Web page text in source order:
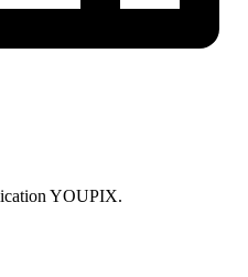
YOUPIX.